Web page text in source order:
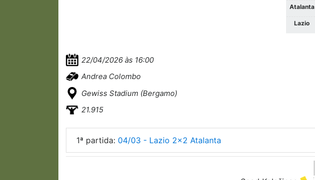
Atalanta
Lazio
22/04/2026 às 16:00
Andrea Colombo
Gewiss Stadium (Bergamo)
21.915
1ª partida: 04/03 - Lazio 2x2 Atalanta